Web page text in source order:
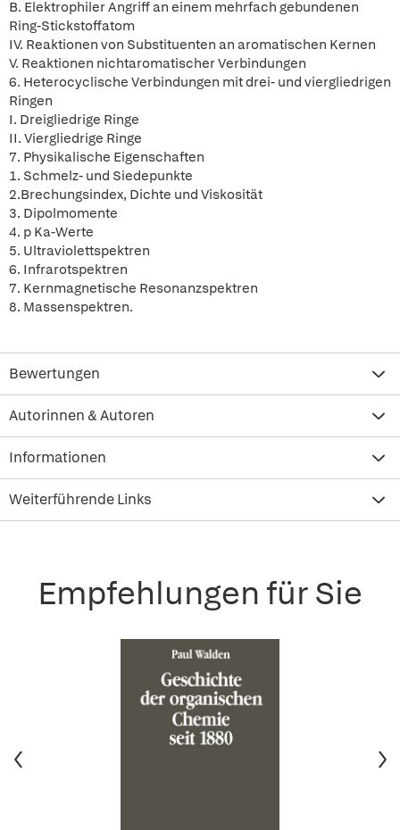
B. Elektrophiler Angriff an einem mehrfach gebundenen
Ring-Stickstoffatom
IV. Reaktionen von Substituenten an aromatischen Kernen
V. Reaktionen nichtaromatischer Verbindungen
6. Heterocyclische Verbindungen mit drei- und viergliedrigen
Ringen
I. Dreigliedrige Ringe
II. Viergliedrige Ringe
7. Physikalische Eigenschaften
1. Schmelz- und Siedepunkte
2.Brechungsindex, Dichte und Viskosität
3. Dipolmomente
4. p Ka-Werte
5. Ultraviolettspektren
6. Infrarotspektren
7. Kernmagnetische Resonanzspektren
8. Massenspektren.
Bewertungen
Autorinnen & Autoren
Informationen
Weiterführende Links
Empfehlungen für Sie